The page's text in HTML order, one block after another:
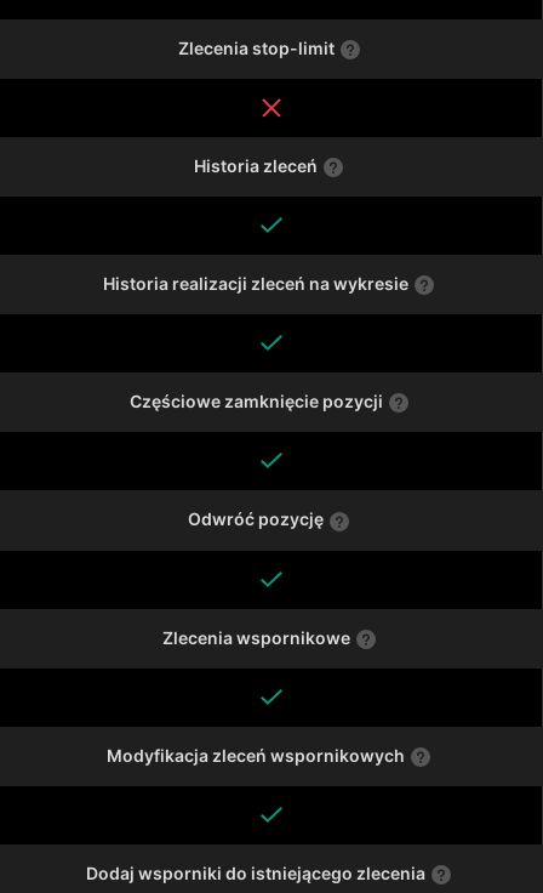
Zlecenia stop-limit
Historia zleceń
Historia realizacji zleceń na wykresie
Częściowe zamknięcie pozycji
Odwróć pozycję
Zlecenia wspornikowe
Modyfikacja zleceń wspornikowych
Dodaj wsporniki do istniejącego zlecenia